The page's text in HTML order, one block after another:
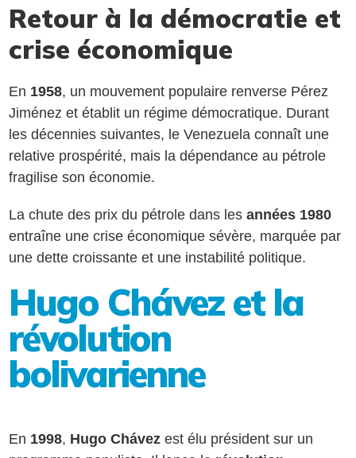
Retour à la démocratie et
crise économique
En 1958, un mouvement populaire renverse Pérez
Jiménez et établit un régime démocratique. Durant
les décennies suivantes, le Venezuela connaît une
relative prospérité, mais la dépendance au pétrole
fragilise son économie.
La chute des prix du pétrole dans lesannées 1980
entraîne une crise économique sévère, marquée par
une dette croissante et une instabilité politique.
Hugo Chávez et la
révolution
bolivarienne
En 1998, Hugo Chávez est élu président sur un